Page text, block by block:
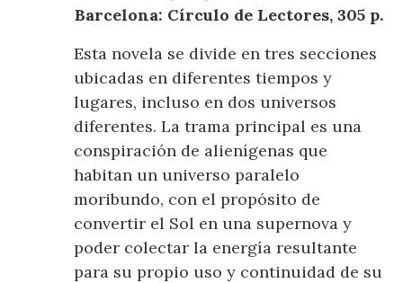
Barcelona: Círculo de Lectores, 305 p.
Esta novela se divide en tres secciones
ubicadas en diferentes tiempos y
lugares, incluso en dos universos
diferentes. La trama principal es una
conspiración de alienígenas que
habitan un universo paralelo
moribundo, con el propósito de
convertir el Sol en una supernova y
poder colectar la energía resultante
para su propio uso y continuidad de su